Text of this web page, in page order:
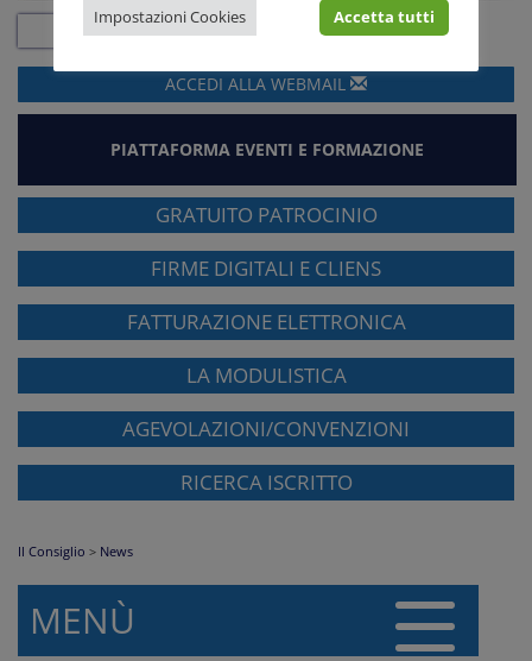
ACCEDI ALLA WEBMAIL
PIATTAFORMA EVENTI E FORMAZIONE
GRATUITO PATROCINIO
FIRME DIGITALI E CLIENS
FATTURAZIONE ELETTRONICA
LA MODULISTICA
AGEVOLAZIONI/CONVENZIONI
RICERCA ISCRITTO
Il Consiglio > News
MENÙ
Impostazioni Cookies Accetta tutti